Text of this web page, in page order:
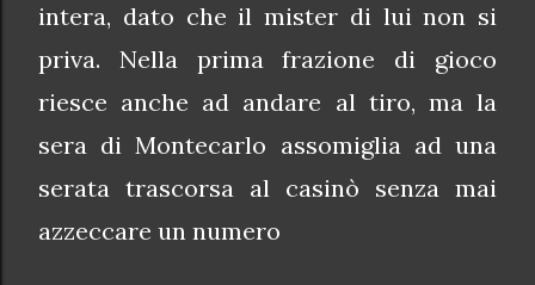
intera, dato che il mister di lui non si
priva. Nella prima frazione di gioco
riesce anche ad andare al tiro, ma la
sera di Montecarlo assomiglia ad una
serata trascorsa al casinò senza mai
azzeccare un numero